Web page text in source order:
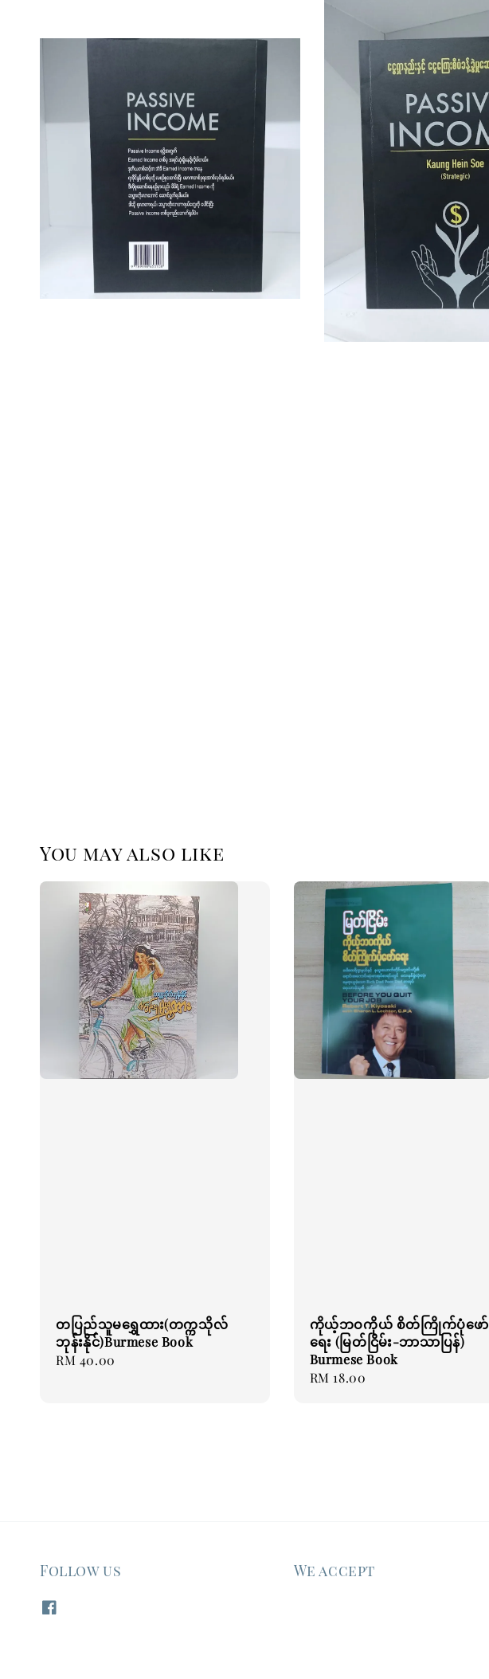
You may also like
တပြည်သူမရွှေထား(တက္ကသိုလ်
ဘုန်းနိုင်)Burmese Book
Regular
RM 40.00
ကိုယ့်ဘဝကိုယ် စိတ်ကြိုက်ပုံဖော်
ရေး (မြတ်ငြိမ်း-ဘာသာပြန်)
Burmese Book
Regular
RM 18.00
Follow us We accept